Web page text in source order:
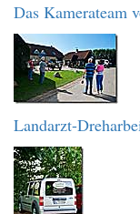
Das Kamerateam
Landarzt-